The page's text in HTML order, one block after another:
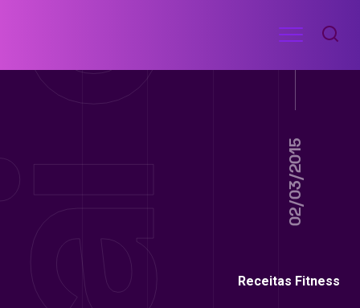
conteúdo
RECEITAS
ACADEMIA
Menu
02/03/2015
Receitas Fitness